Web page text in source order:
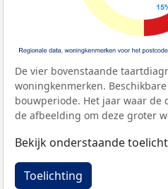
De vier bovenstaande
woningkenmerken.
bouwperiode. Het jaar waar de
de afbeelding om deze groter
Bekijk onderstaande
Toelichting